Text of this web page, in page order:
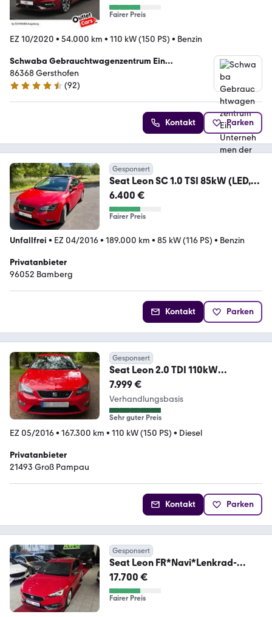
Fairer Preis
EZ 10/2020 • 54.000 km • 110 kW (150 PS) • Benzin
Schwaba Gebrauchtwagenzentrum Ein
Unternehmen der Schwaba GmbH
86368 Gersthofen
4.5 Sterne
(92)
Kontakt Parken
Gesponsert
Seat Leon SC 1.0 TSI 85kW (LED,
NAVI, Panorama-Dach)
6.400 €
Fairer Preis
Unfallfrei • EZ 04/2016• 189.000 km • 85 kW (116 PS) • Benzin
Privatanbieter
96052 Bamberg
Kontakt Parken
Gesponsert
Seat Leon 2.0 TDI 110kW
Start&Stop FR
7.999 €
Verhandlungsbasis
Sehr guter Preis
EZ 05/2016• 167.300 km • 110 kW (150 PS) • Diesel
Privatanbieter
21493 Groß Pampau
Kontakt Parken
Gesponsert
Seat Leon FR*Navi*Lenkrad-
Heizung*Sport
17.700 €
Fairer Preis